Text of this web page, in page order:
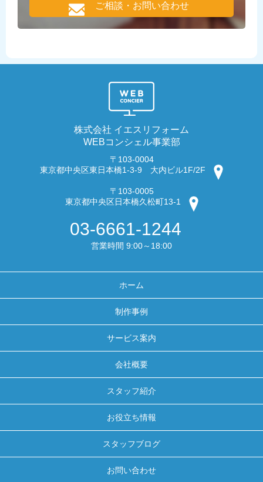
ご相談・お問い合わせ
株式会社 イエスリフォーム
WEBコンシェル事業部
〒103-0004
東京都中央区東日本橋1-3-9 大内ビル1F/2F
〒103-0005
東京都中央区日本橋久松町13-1
03-6661-1244
営業時間 9:00～18:00
ホーム
制作事例
サービス案内
会社概要
スタッフ紹介
お役立ち情報
スタッフブログ
お問い合わせ